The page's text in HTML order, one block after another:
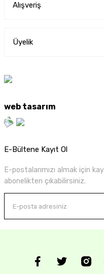
Alışveriş
Üyelik
web tasarım
E-Bültene Kayıt Ol
E-postalarımızı almak için
abonelikten çıkabilirsiniz.